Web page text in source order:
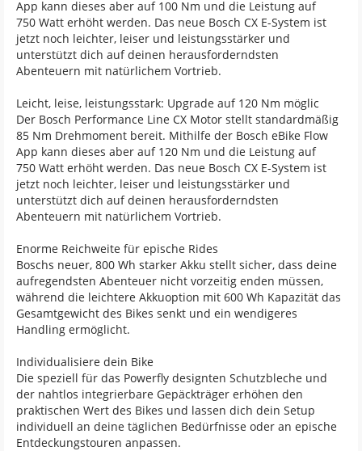
App kann dieses aber auf 100 Nm und die Leistung auf
750 Watt erhöht werden. Das neue Bosch CX E-System ist
jetzt noch leichter, leiser und leistungsstärker und
unterstützt dich auf deinen herausforderndsten
Abenteuern mit natürlichem Vortrieb.
Leicht, leise, leistungsstark: Upgrade auf 120 Nm möglic
Der Bosch Performance Line CX Motor stellt standardmäßig
85 Nm Drehmoment bereit. Mithilfe der Bosch eBike Flow
App kann dieses aber auf 120 Nm und die Leistung auf
750 Watt erhöht werden. Das neue Bosch CX E-System ist
jetzt noch leichter, leiser und leistungsstärker und
unterstützt dich auf deinen herausforderndsten
Abenteuern mit natürlichem Vortrieb.
Enorme Reichweite für epische Rides
Boschs neuer, 800 Wh starker Akku stellt sicher, dass deine
aufregendsten Abenteuer nicht vorzeitig enden müssen,
während die leichtere Akkuoption mit 600 Wh Kapazität das
Gesamtgewicht des Bikes senkt und ein wendigeres
Handling ermöglicht.
Individualisiere dein Bike
Die speziell für das Powerfly designten Schutzbleche und
der nahtlos integrierbare Gepäckträger erhöhen den
praktischen Wert des Bikes und lassen dich dein Setup
individuell an deine täglichen Bedürfnisse oder an epische
Entdeckungstouren anpassen.